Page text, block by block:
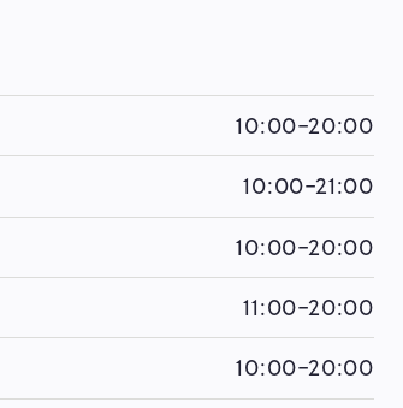
10:00-20:00
10:00-21:00
10:00-20:00
11:00-20:00
10:00-20:00